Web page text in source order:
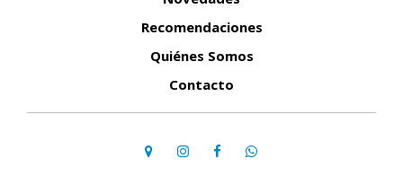
Recomendaciones
Quiénes Somos
Contacto